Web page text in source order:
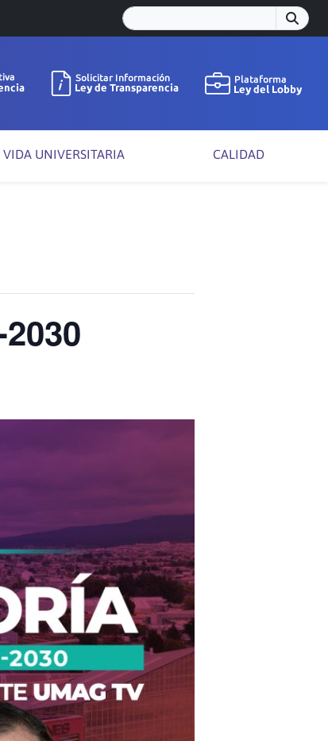
VIDA UNIVERSITARIA CALIDAD